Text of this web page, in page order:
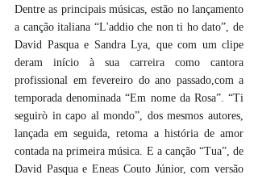
Dentre as principais músicas, estão no lançamento
a canção italiana “L'addio che non ti ho dato”, de
David Pasqua e Sandra Lya, que com um clipe
deram início à sua carreira como cantora
profissional em fevereiro do ano passado,com a
temporada denominada “Em nome da Rosa”. “Ti
seguirò in capo al mondo”, dos mesmos autores,
lançada em seguida, retoma a história de amor
contada na primeira música. E a canção “Tua”, de
David Pasqua e Eneas Couto Júnior, com versão